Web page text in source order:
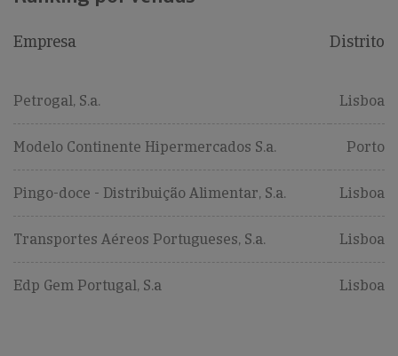
Empresa Distrito
Petrogal, S.a. Lisboa
Modelo Continente Hipermercados S.a. Porto
Pingo-doce - Distribuição Alimentar, S.a. Lisboa
Transportes Aéreos Portugueses, S.a. Lisboa
Edp Gem Portugal, S.a Lisboa